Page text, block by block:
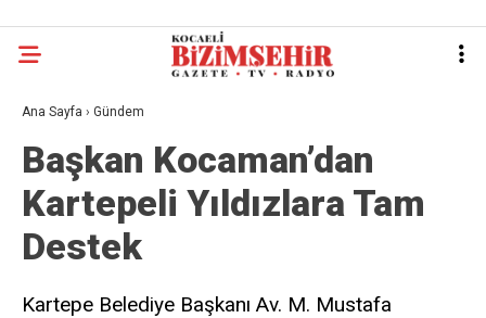
Ana Sayfa › Gündem
Başkan Kocaman’dan
Kartepeli Yıldızlara Tam
Destek
Kartepe Belediye Başkanı Av. M. Mustafa